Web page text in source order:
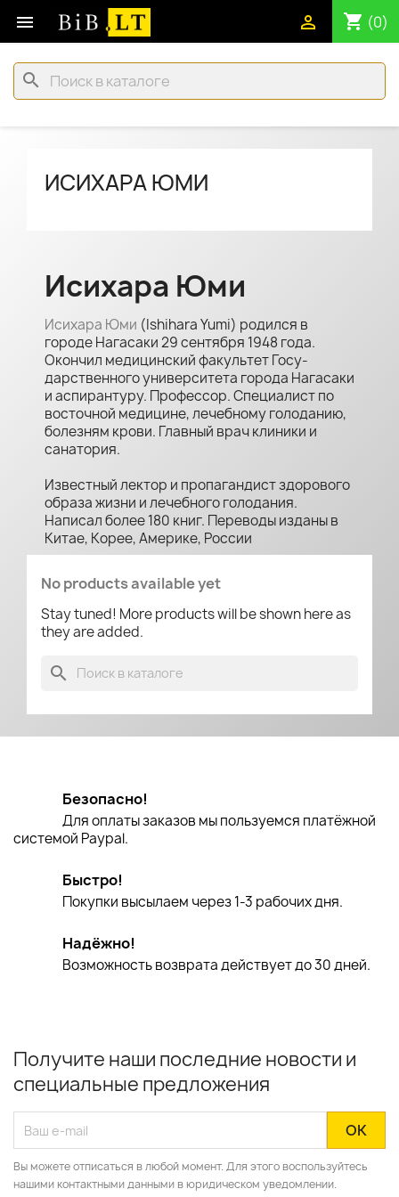
 shopping_cart (0)

search
ИСИХАРА ЮМИ
Исихара Юми
Исихара Юми (Ishihara Yumi) родился в
городе Нагасаки 29 сентяб­ря 1948 года.
Окончил медицинский факультет Госу­
дарственного университета города Нагасаки
и аспиран­туру. Профессор. Специалист по
восточной медицине, лечебному голоданию,
болезням крови. Главный врач клиники и
санатория.
Известный лектор и пропагандист здорового
образа жизни и лечебного голодания.
Написал более 180 книг. Переводы изданы в
Китае, Корее, Америке, России
No products available yet
Stay tuned! More products will be shown here as
they are added.
search
Безопасно!
Для оплаты заказов мы пользуемся платёжной
системой Paypal.
Быстро!
Покупки высылаем через 1-3 рабочих дня.
Надёжно!
Возможность возврата действует до 30 дней.
Получите наши последние новости и
специальные предложения
Вы можете отписаться в любой момент. Для этого воспользуйтесь
нашими контактными данными в юридическом уведомлении.